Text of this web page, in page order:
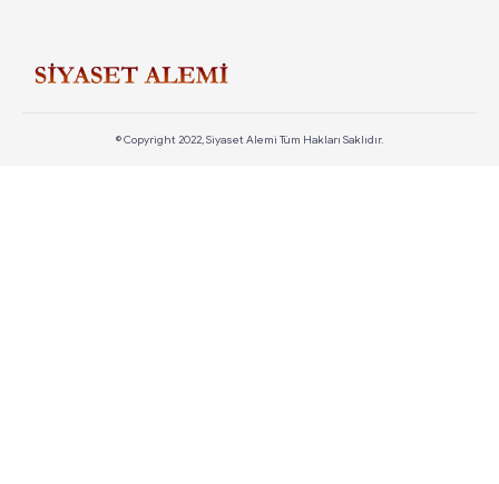
© Copyright 2022, Siyaset Alemi Tüm Hakları Saklıdır.